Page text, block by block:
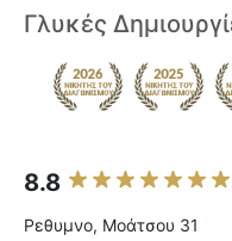
Γλυκές
8.8
Ρεθυμνο, Μοάτσου 31